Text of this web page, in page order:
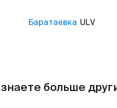
Баратаевка ULV
больше